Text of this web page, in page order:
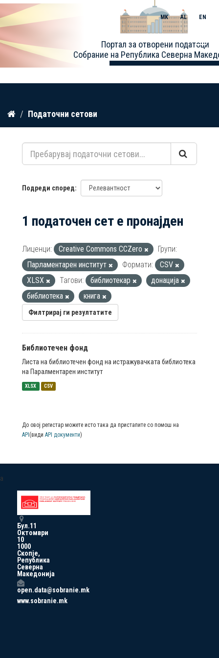
Прескокнете
содржина
Портал за отворени податоци
Собрание на Република Северна
MK AL EN
Toggle
Податочни сетови
Подреди според
1 податочен сет е пронајден
Лиценци: Creative Commons CCZero
Групи:
Парламентарен институт
Формати:
CSV
XLSX
Тагови: библиотекар
донација
библиотека
книга
Филтрирај ги резултатите
Библиотечен фонд
Листа на библиотечен фонд на истражувачката библиотека
на Паралментарен институт
XLSX CSV
До овој регистар можете исто така да пристапите со помош на
API (види API документи)
a
Бул.11
Октомври
10
1000
Скопје,
Република
Северна
Македонија
open.data@sobranie.mk
www.sobranie.mk